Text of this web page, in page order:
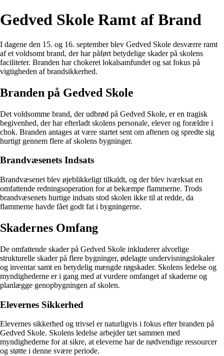
Gedved Skole Ramt af Brand
I dagene den 15. og 16. september blev Gedved Skole desværre ramt
af et voldsomt brand, der har påført betydelige skader på skolens
faciliteter. Branden har chokeret lokalsamfundet og sat fokus på
vigtigheden af brandsikkerhed.
Branden på Gedved Skole
Det voldsomme brand, der udbrød på Gedved Skole, er en tragisk
begivenhed, der har efterladt skolens personale, elever og forældre i
chok. Branden antages at være startet sent om aftenen og spredte sig
hurtigt gennem flere af skolens bygninger.
Brandvæsenets Indsats
Brandvæsenet blev øjeblikkeligt tilkaldt, og der blev iværksat en
omfattende redningsoperation for at bekæmpe flammerne. Trods
brandvæsenets hurtige indsats stod skolen ikke til at redde, da
flammerne havde fået godt fat i bygningerne.
Skadernes Omfang
De omfattende skader på Gedved Skole inkluderer alvorlige
strukturelle skader på flere bygninger, ødelagte undervisningslokaler
og inventar samt en betydelig mængde røgskader. Skolens ledelse og
myndighederne er i gang med at vurdere omfanget af skaderne og
planlægge genopbygningen af skolen.
Elevernes Sikkerhed
Elevernes sikkerhed og trivsel er naturligvis i fokus efter branden på
Gedved Skole. Skolens ledelse arbejder tæt sammen med
myndighederne for at sikre, at eleverne har de nødvendige ressourcer
og støtte i denne svære periode.